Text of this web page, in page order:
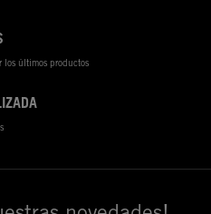
los últimos productos